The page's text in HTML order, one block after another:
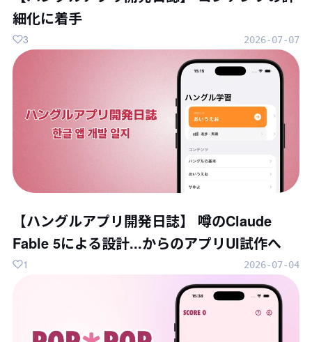
細化に着手
2026-07-07
3
【ハングルアプリ開発日誌】 噂のClaude
Fable 5による設計...からのアプリUI試作へ
2026-07-04
1